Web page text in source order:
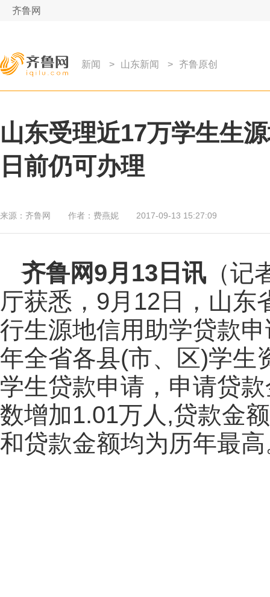
齐鲁网
新闻 > 山东新闻 > 齐鲁原创
山东受理近17万学生生
日前仍可办理
来源： 齐鲁网 作者： 费燕妮 2017-09-13 15:27:09
齐鲁网9月13日讯 （
厅获悉，9月12日，山东
行生源地信用助学贷款
年全省各县(市、区)学生
学生贷款申请，申请贷
数增加1.01万人,贷款金
和贷款金额均为历年最